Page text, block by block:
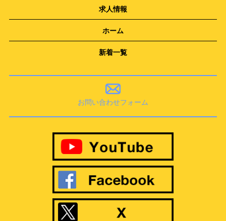
求人情報
ホーム
新着一覧
お問い合わせフォーム